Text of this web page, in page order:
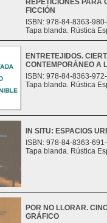
REPETICIONES
FICCIÓN
ISBN: 978-84-8363-
Tapa blanda. Rústica
ENTRETEJIDOS.
CONTEMPORÁNEO A
ISBN: 978-84-8363-
Tapa blanda. Rústica
IN SITU: ESPACIOS
ISBN: 978-84-8363-
Tapa blanda. Rústica
POR NO LLORAR.
GRÁFICO